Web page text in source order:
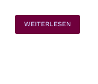
WEITERLESEN